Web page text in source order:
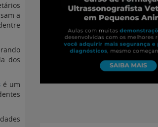
a
dos
é um